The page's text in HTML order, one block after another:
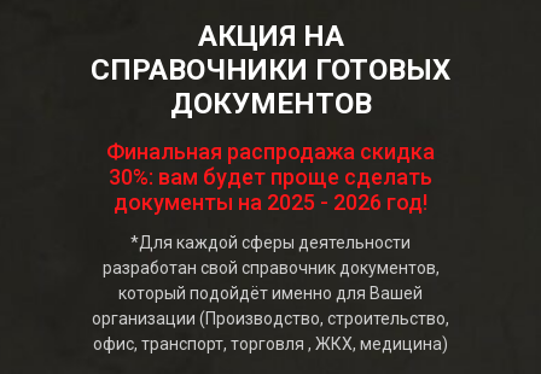
АКЦИЯ НА
СПРАВОЧНИКИ ГОТОВЫХ
ДОКУМЕНТОВ
Финальная распродажа скидка
30%: вам будет проще сделать
документы на 2025 - 2026 год!
*Для каждой сферы деятельности
разработан свой справочник документов,
который подойдёт именно для Вашей
организации (Производство, строительство,
офис, транспорт, торговля , ЖКХ, медицина)